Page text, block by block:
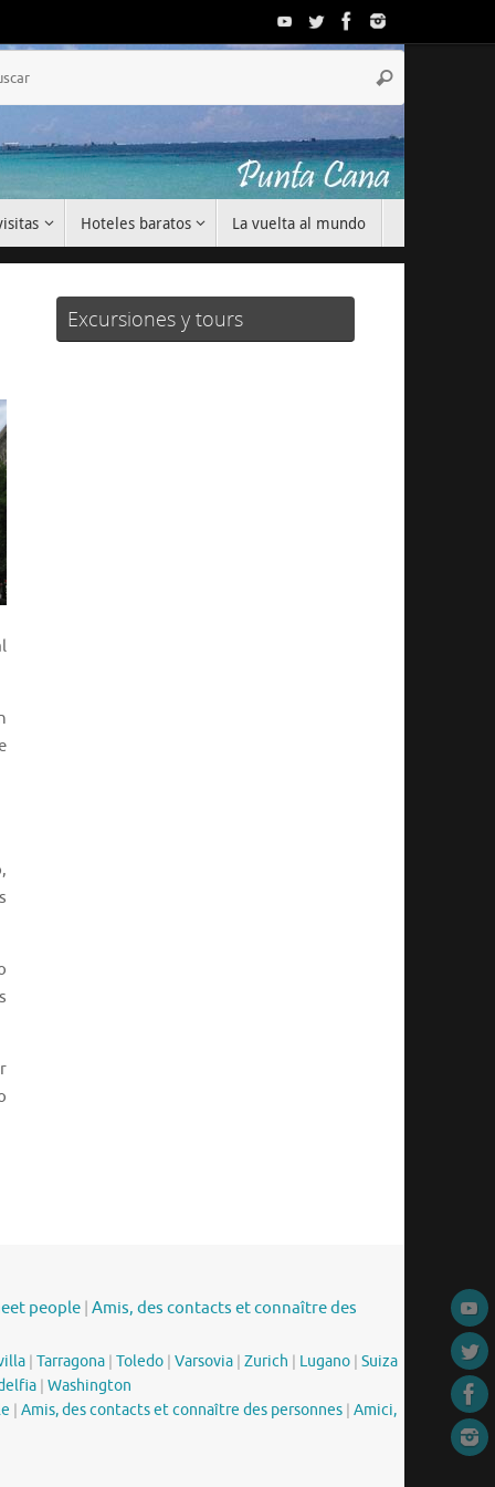
Buscar
Hoteles baratos La vuelta al mundo
Excursiones y tours
people Amis, des contacts et connaître des
Tarragona Toledo Varsovia Zurich Lugano Suiza
Washington
Amis, des contacts et connaître des personnes Amici,